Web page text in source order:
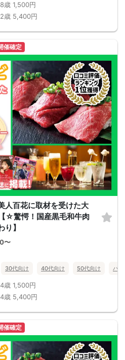
歳 1,500円
歳 5,400円
催確定
人百花に取材を受けた大
☆驚愕！国産黒毛和牛肉
】
〜
30代向け 40代向け 50代向け バ
歳 1,500円
歳 5,400円
催確定